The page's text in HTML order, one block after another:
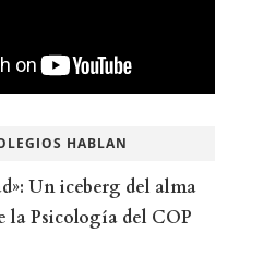
HABLAN
Un iceberg del alma
la Psicología del COP